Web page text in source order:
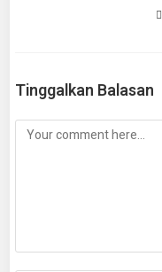
Tinggalkan Balasan